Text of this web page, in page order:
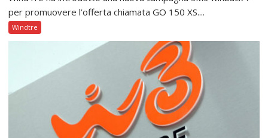
per promuovere l’offerta chiamata GO 150 XS....
Windtre